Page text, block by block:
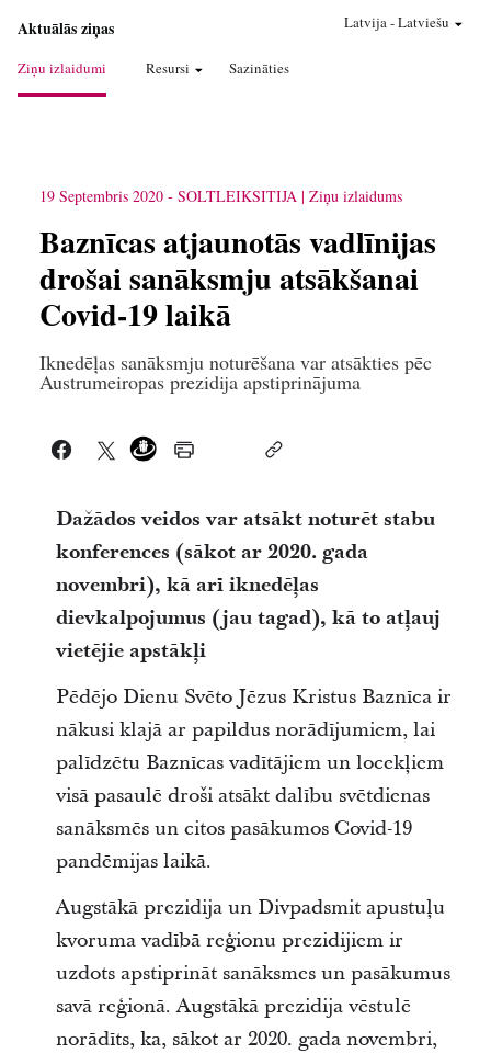
Aktuālās ziņas
Ziņu izlaidumi Resursi Sazināties
Latvija-Latviešu
19 Septembris 2020 - SOLTLEIKSITIJA Ziņu izlaidums
Baznīcas atjaunotās vadlīnijas
drošai sanāksmju atsākšanai
Covid-19 laikā
Iknedēļas sanāksmju noturēšana var atsākties pēc
Austrumeiropas prezidija apstiprinājuma
Dažādos veidos var atsākt noturēt stabu
konferences (sākot ar 2020. gada
novembri), kā arī iknedēļas
dievkalpojumus (jau tagad), kā to atļauj
vietējie apstākļi
Pēdējo Dienu Svēto Jēzus Kristus Baznīca ir
nākusi klajā ar papildus norādījumiem, lai
palīdzētu Baznīcas vadītājiem un locekļiem
visā pasaulē droši atsākt dalību svētdienas
sanāksmēs un citos pasākumos Covid-19
pandēmijas laikā.
Augstākā prezidija un Divpadsmit apustuļu
kvoruma vadībā reģionu prezidijiem ir
uzdots apstiprināt sanāksmes un pasākumus
savā reģionā. Augstākā prezidija vēstulē
norādīts, ka, sākot ar 2020. gada novembri,